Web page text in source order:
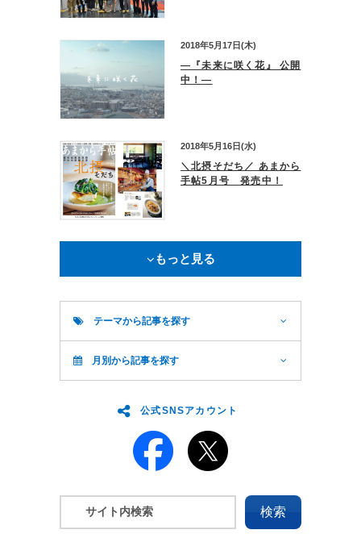
2018年5月17日(木)
―『未来に咲く花』 公開
中！―
2018年5月16日(水)
＼北摂そだち／ あまから
手帖5月号 発売中！
もっと見る
テーマから記事を探す
月別から記事を探す
公式SNSアカウント